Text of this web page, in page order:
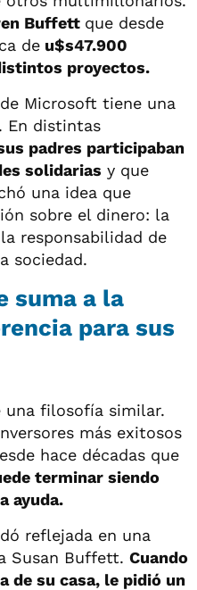
Buffett que desde
de u$s47.900
proyectos.
Microsoft tiene una
En distintas
padres participaban
solidarias y que
una idea que
sobre el dinero: la
responsabilidad de
sociedad.
suma a la
para sus
filosofía similar.
más exitosos
hace décadas que
terminar siendo
ayuda.
reflejada en una
Susan Buffett. Cuando
de su casa, le pidió un